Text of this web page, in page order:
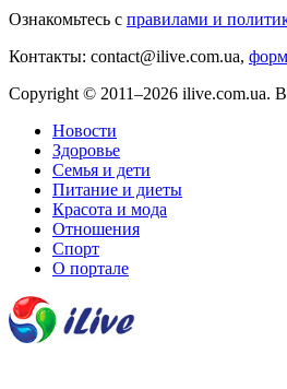
Ознакомьтесь с правилами и
Контакты: contact@ilive.com.ua,
Copyright © 2011–2026 ilive.com.ua.
Новости
Здоровье
Семья и дети
Питание и диеты
Красота и мода
Отношения
Спорт
О портале